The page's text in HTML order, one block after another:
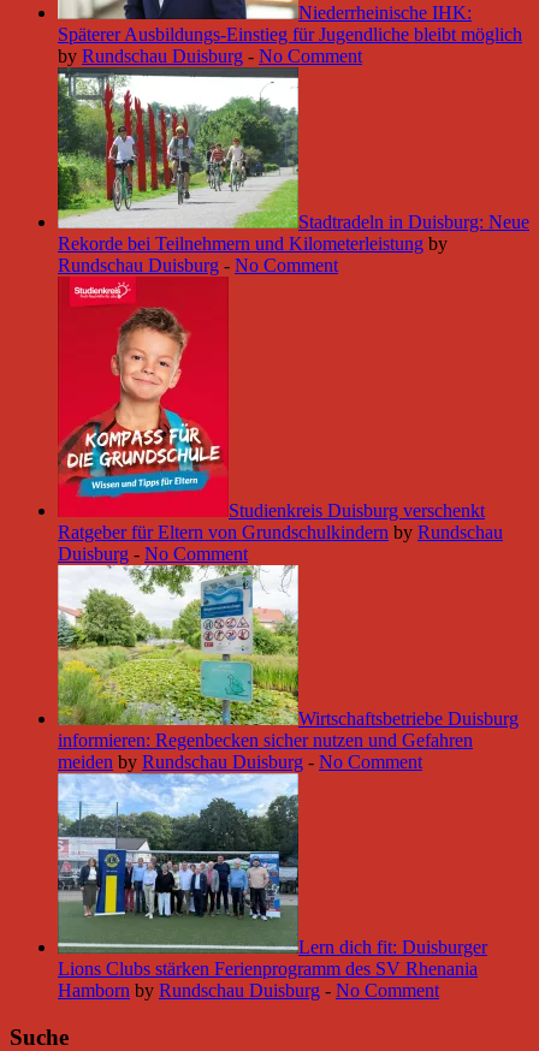
Niederrheinische IHK:
Späterer Ausbildungs-Einstieg für Jugendliche bleibt möglich
by Rundschau Duisburg - No Comment
Stadtradeln in Duisburg: Neue
Rekorde bei Teilnehmern und Kilometerleistung by
Rundschau Duisburg - No Comment
Studienkreis Duisburg verschenkt
Ratgeber für Eltern von Grundschulkindern by Rundschau
Duisburg - No Comment
Wirtschaftsbetriebe Duisburg
informieren: Regenbecken sicher nutzen und Gefahren
meiden by Rundschau Duisburg - No Comment
Lern dich fit: Duisburger
Lions Clubs stärken Ferienprogramm des SV Rhenania
Hamborn by Rundschau Duisburg - No Comment
Suche